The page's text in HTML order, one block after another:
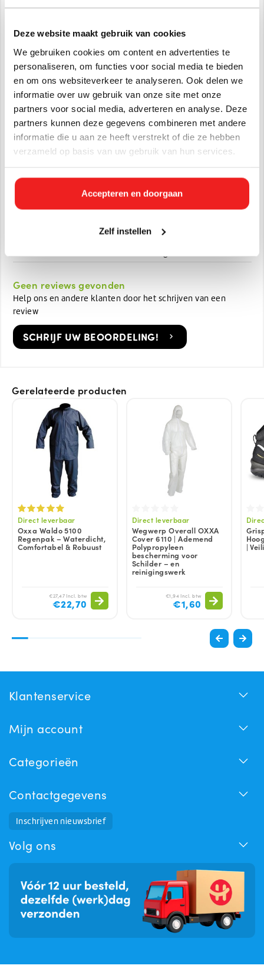
Deze website maakt gebruik van cookies
We gebruiken cookies om content en advertenties te
personaliseren, om functies voor social media te bieden
en om ons websiteverkeer te analyseren. Ook delen we
informatie over uw gebruik van onze site met onze
partners voor social media, adverteren en analyse. Deze
partners kunnen deze gegevens combineren met andere
informatie die u aan ze heeft verstrekt of die ze hebben
verzameld op basis van uw gebruik van hun services.
Accepteren en doorgaan
Zelf instellen
Maat: Keuze uit XXl of XL
45 stuks in een volle doos
Toepassingsgebieden
Milieusanering en -herstel
Tanks schoonmaken
Onderhoud/reparaties van
apparatuur
Specificaties
26660500
EAN: 8721335350456
20 x 20 x 10
Geen reviews gevonden
Help ons en andere klanten door het schrijven van een
review
SCHRIJF UW BEOORDELING!
Gerelateerde producten
Direct leverbaar
Oxxa Waldo 5100
Regenpak – Waterdicht,
Comfortabel & Robuust
€27,47 Incl. btw
€22,70
Direct leverbaar
Wegwerp Overall OXXA
Cover 6110 | Ademend
Polypropyleen
bescherming voor
Schilder – en
reinigingswerk
€1,94 Incl. btw
€1,60
|
Klantenservice
Mijn account
Categorieën
Contactgegevens
Inschrijven nieuwsbrief
Volg ons